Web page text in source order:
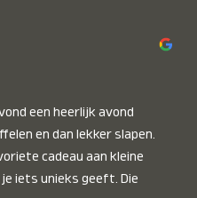
een heerlijk avond
en dan lekker slapen.
cadeau aan kleine
iets unieks geeft. Die